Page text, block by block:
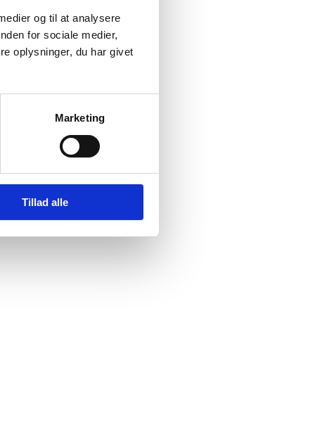
og til at analysere
for sociale medier,
oplysninger, du har givet
Marketing
Tillad alle
tættere mere fast udtryk.